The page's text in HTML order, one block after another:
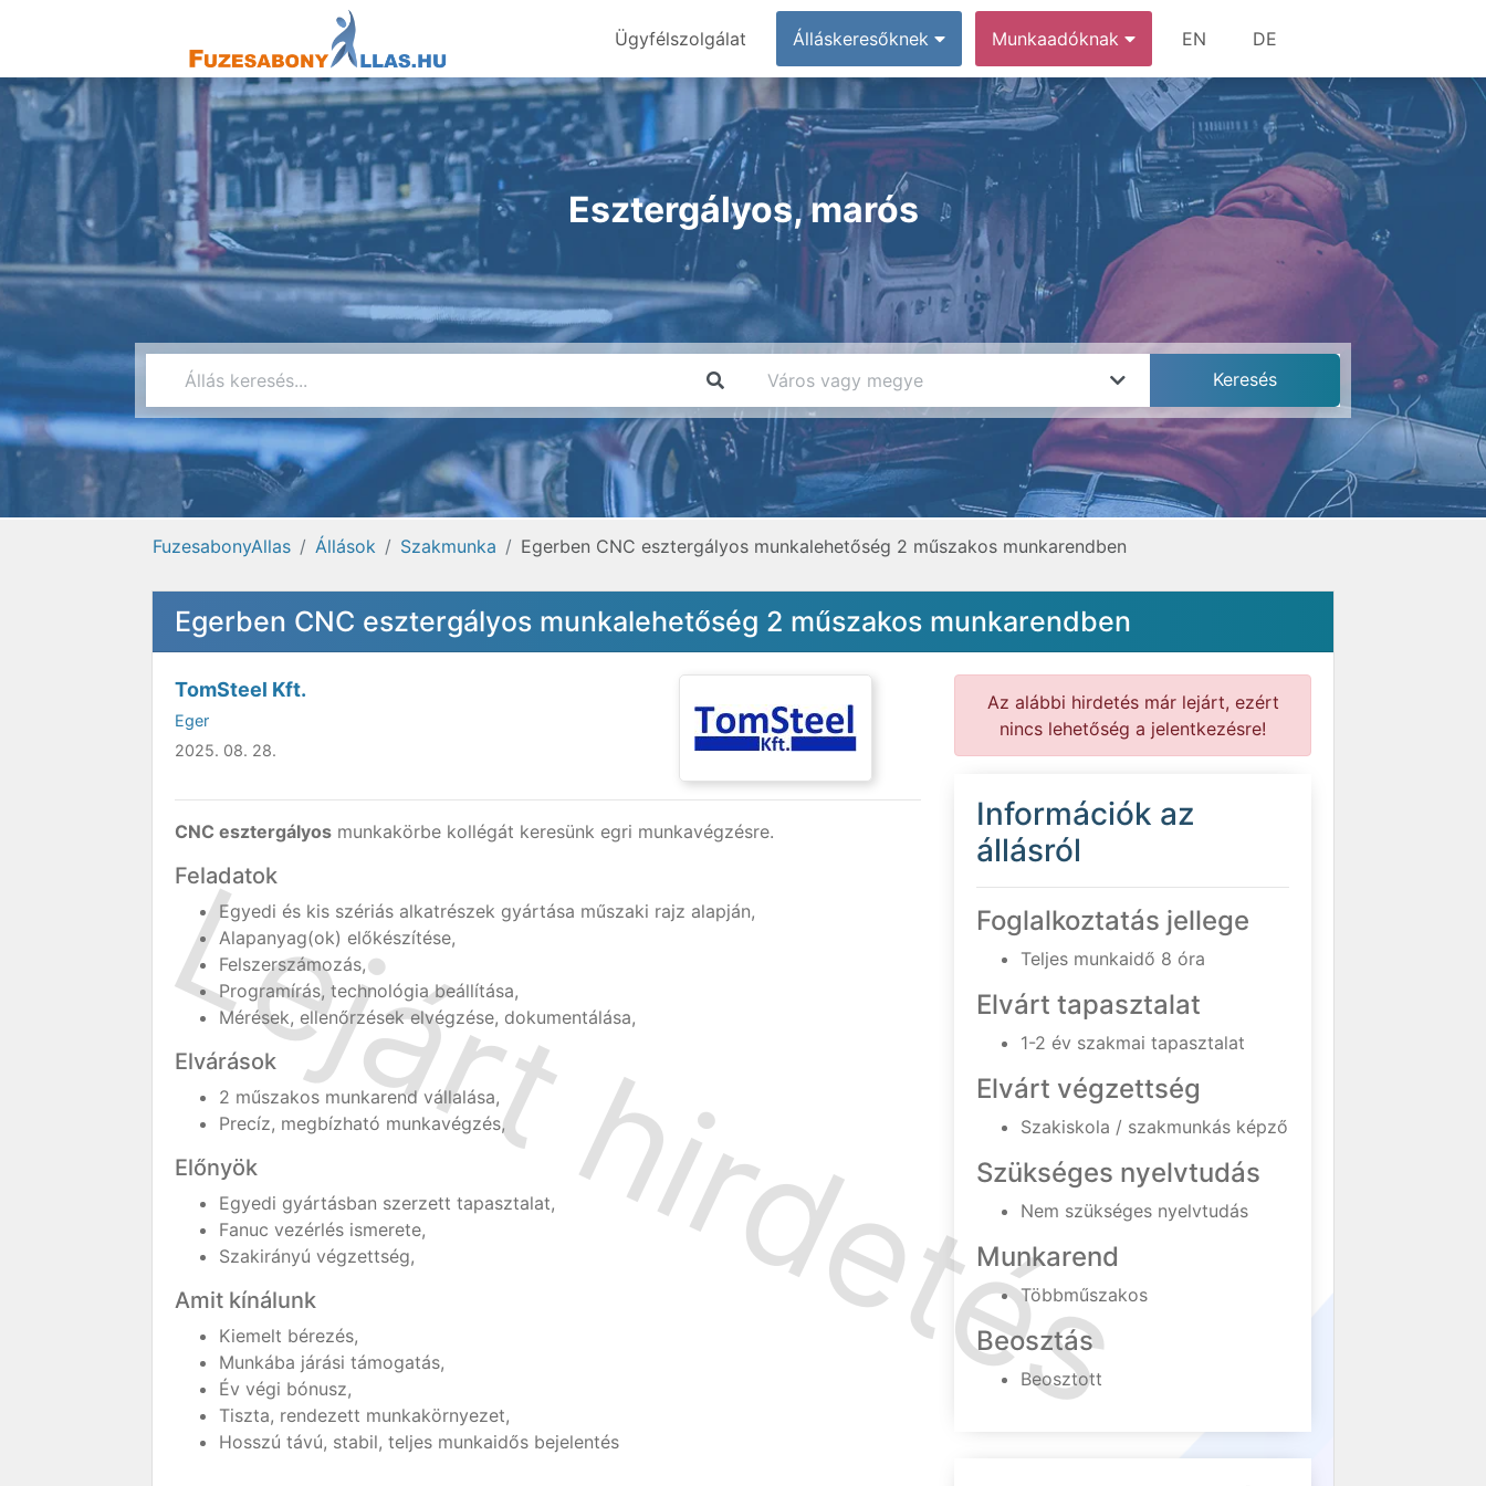
Ügyfélszolgálat Álláskeresőknek Munkaadóknak EN DE
Esztergályos, marós
FuzesabonyAllas Állások Szakmunka Egerben CNC esztergályos munkalehetőség 2 műszakos munkarendben
Egerben CNC esztergályos munkalehetőség 2 műszakos munkarendben
TomSteel Kft.
Eger
2025. 08. 28.
CNC esztergályos munkakörbe kollégát keresünk egri munkavégzésre.
Feladatok
Egyedi és kis szériás alkatrészek gyártása műszaki rajz alapján,
Alapanyag(ok) előkészítése,
Felszerszámozás,
Programírás, technológia beállítása,
Mérések, ellenőrzések elvégzése, dokumentálása,
Elvárások
2 műszakos munkarend vállalása,
Precíz, megbízható munkavégzés,
Előnyök
Egyedi gyártásban szerzett tapasztalat,
Fanuc vezérlés ismerete,
Szakirányú végzettség,
Amit kínálunk
Kiemelt bérezés,
Munkába járási támogatás,
Év végi bónusz,
Tiszta, rendezett munkakörnyezet,
Hosszú távú, stabil, teljes munkaidős bejelentés
Az alábbi hirdetés már lejárt, ezért
nincs lehetőség a jelentkezésre!
Információk az
állásról
Foglalkoztatás jellege
Teljes munkaidő 8 óra
Elvárt tapasztalat
1-2 év szakmai tapasztalat
Elvárt végzettség
Szakiskola / szakmunkás képző
Szükséges nyelvtudás
Nem szükséges nyelvtudás
Munkarend
Többműszakos
Beosztás
Beosztott